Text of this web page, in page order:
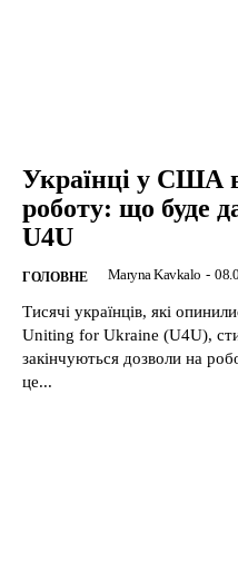
Українці у США
роботу: що буде
U4U
ГОЛОВНЕ Maryna Kavkalo -
Тисячі українців, які
Uniting for Ukraine (U4U),
закінчуються дозволи на
це...